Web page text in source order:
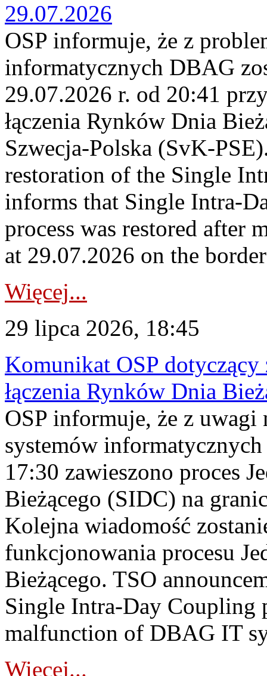
29.07.2026
OSP informuje, że z
informatycznych DBAG
29.07.2026 r. od 20:41
łączenia Rynków Dnia
Szwecja-Polska (SvK-
restoration of the Single
informs that Single Intra-
process was restored after
at 29.07.2026 on the
Więcej...
29 lipca 2026, 18:45
Komunikat OSP dotyczący
łączenia Rynków Dnia
OSP informuje, że z uwagi
systemów
17:30 zawieszono proces
Bieżącego (SIDC) na
Kolejna wiadomość
funkcjonowania procesu
Bieżącego. TSO
Single Intra-Day Coupling
malfunction of DBAG IT
Więcej...